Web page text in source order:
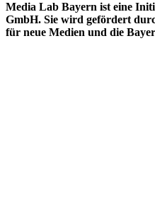
Media Lab Bayern ist eine
GmbH. Sie wird gefördert
für neue Medien und die